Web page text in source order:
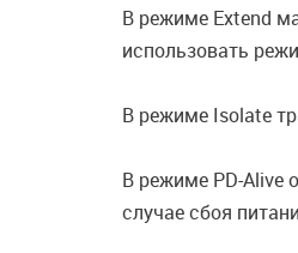
В режиме Extend
использовать
В режиме Isolate
В режиме PD-Alive
случае сбоя